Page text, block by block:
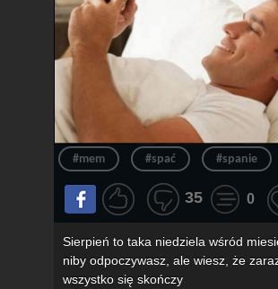
#mem #spać #spanie
35 0
Sierpień to taka niedziela wśród
niby odpoczywasz, ale wiesz, że
wszystko się skończy